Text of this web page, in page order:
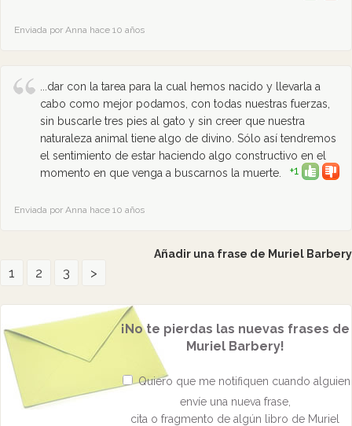
Enviada por Anna hace 10 años
...dar con la tarea para la cual hemos nacido y llevarla a
cabo como mejor podamos, con todas nuestras fuerzas,
sin buscarle tres pies al gato y sin creer que nuestra
naturaleza animal tiene algo de divino. Sólo así tendremos
el sentimiento de estar haciendo algo constructivo en el
momento en que venga a buscarnos la muerte.
+1
Enviada por Anna hace 10 años
Añadir una frase de Muriel Barbery
1 2 3 >
¡No te pierdas las nuevas frases de
Muriel Barbery!
Quiero que me notifiquen cuando alguien
envíe una nueva frase,
cita o fragmento de algún libro de Muriel